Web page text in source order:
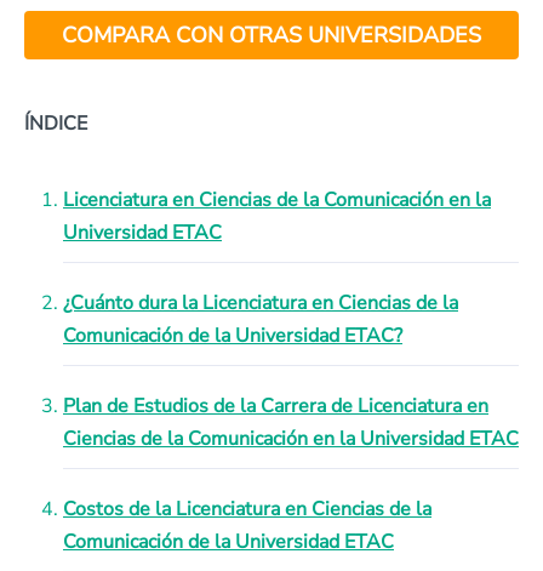
COMPARA CON OTRAS UNIVERSIDADES
ÍNDICE
Licenciatura en Ciencias de la Comunicación en la
Universidad ETAC
¿Cuánto dura la Licenciatura en Ciencias de la
Comunicación de la Universidad ETAC?
Plan de Estudios de la Carrera de Licenciatura en
Ciencias de la Comunicación en la Universidad ETAC
Costos de la Licenciatura en Ciencias de la
Comunicación de la Universidad ETAC